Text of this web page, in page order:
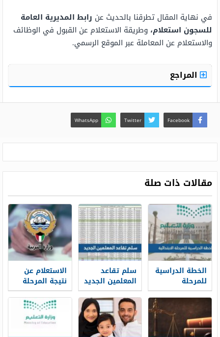
في نهاية المقال تطرقنا بالحديث عن رابط المديرية العامة
للسجون استعلام، وطريقة الاستعلام عن القبول في الوظائف
والاستعلام عن المعاملة عبر الموقع الرسمي.
المراجع
Facebook
Twitter
WhatsApp
مقالات ذات صلة
الخطة الدراسية
للمرحلة
الابتدائية 1448
سلم تقاعد
المعلمين الجديد
1448
الاستعلام عن
نتيجة المرحلة
المتوسطة
بالرقم المدني
في الكويت